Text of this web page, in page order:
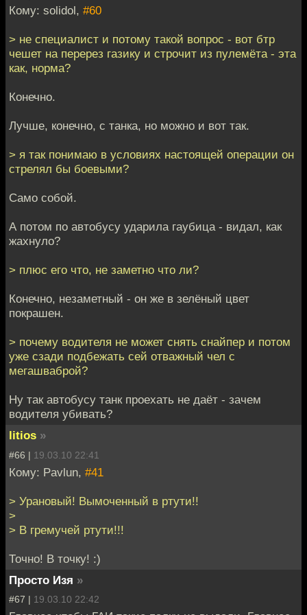
Кому: solidol, #60
> не специалист и потому такой вопрос - вот бтр
чешет на перерез газику и строчит из пулемёта - эта
как, норма?
Конечно.
Лучше, конечно, с танка, но можно и вот так.
> я так понимаю в условиях настоящей операции он
стрелял бы боевыми?
Само собой.
А потом по автобусу ударила гаубица - видал, как
жахнуло?
> плюс его что, не заметно что ли?
Конечно, незаметный - он же в зелёный цвет
покрашен.
> почему водителя не может снять снайпер и потом
уже сзади подбежать сей отважный чел с
мегашваброй?
Ну так автобусу танк проехать не даёт - зачем
водителя убивать?
litios »
#66 | 19.03.10 22:41
Кому: Pavlun, #41
> Урановый! Вымоченный в ртути!!
>
> В гремучей ртути!!!
Точно! В точку! :)
Просто Изя »
#67 | 19.03.10 22:42